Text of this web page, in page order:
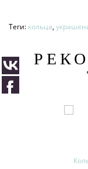
Теги: кольца,